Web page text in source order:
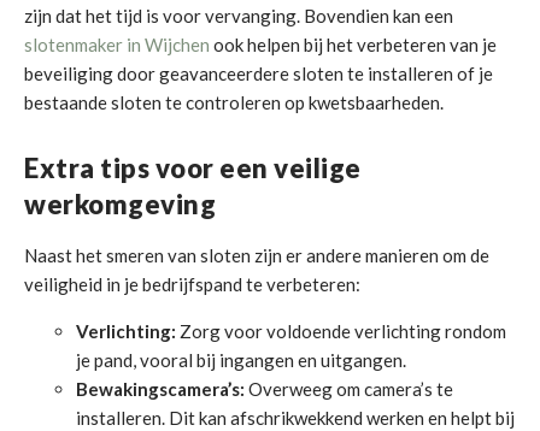
zijn dat het tijd is voor vervanging. Bovendien kan een
slotenmaker in Wijchen ook helpen bij het verbeteren van je
beveiliging door geavanceerdere sloten te installeren of je
bestaande sloten te controleren op kwetsbaarheden.
Extra tips voor een veilige
werkomgeving
Naast het smeren van sloten zijn er andere manieren om de
veiligheid in je bedrijfspand te verbeteren:
Verlichting: Zorg voor voldoende verlichting rondom
je pand, vooral bij ingangen en uitgangen.
Bewakingscamera’s: Overweeg om camera’s te
installeren. Dit kan afschrikwekkend werken en helpt bij